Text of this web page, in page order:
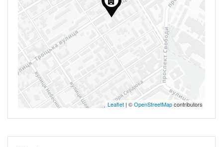
Leaflet | ©OpenStreetMapcontributors